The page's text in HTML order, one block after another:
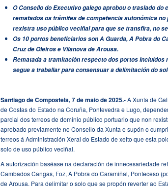
O Consello do Executivo galego aprobou o traslado
rematados os trámites de competencia autonómica
rexistra uso público veciñal para que se transfira, no
Os 10 portos beneficiarios son A Guarda, A Pobra do
Cruz de Oleiros e Vilanova de Arousa.
Rematada a tramitación respecto dos portos incluídos
segue a traballar para consensuar a delimitación do
Santiago de Compostela,7de maio de 2025.-A Xunta de
de Costas do Estado na Coruña, Pontevedra e Lugo,
parcial dos terreos de dominio público portuario que non
aprobado previamente no Consello da Xunta e supón o
terreos á Administración Xeral do Estado de xeito que esta
solo de uso público veciñal.
A autorización baséase na declaración de innecesariedade
Cambados Cangas, Foz, A Pobra do Caramiñal, Ponteceso
de Arousa. Para delimitar o solo que se propón reverter ao